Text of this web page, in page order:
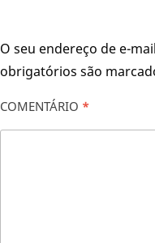
O seu endereço de e-
obrigatórios são
COMENTÁRIO *